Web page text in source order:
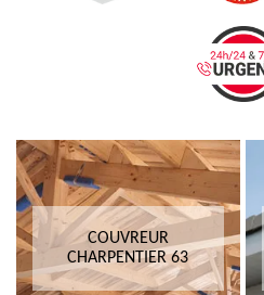
COUVREUR
CHARPENTIER 63